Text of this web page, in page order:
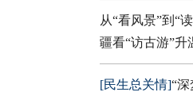
从“看风景”到“
疆看“访古游”升
[民生总关情]“深